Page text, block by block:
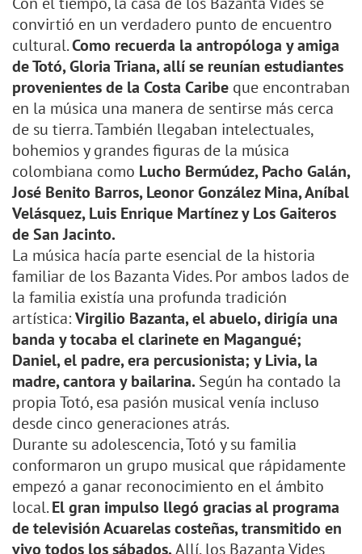
convirtió en un verdadero punto de encuentro
cultural.Como recuerda la antropóloga y amiga
de Totó, Gloria Triana, allí se reunían estudiantes
provenientes de la Costa Caribe que encontraban
en la música una manera de sentirse más cerca
de su tierra. También llegaban intelectuales,
bohemios y grandes figuras de la música
colombiana como Lucho Bermúdez, Pacho Galán,
José Benito Barros, Leonor González Mina, Aníbal
Velásquez, Luis Enrique Martínez y Los Gaiteros
de San Jacinto.
La música hacía parte esencial de la historia
familiar de los Bazanta Vides. Por ambos lados de
la familia existía una profunda tradición
artística:Virgilio Bazanta, el abuelo, dirigía una
banda y tocaba el clarinete en Magangué;
Daniel, el padre, era percusionista; y Livia, la
madre, cantora y bailarina. Según ha contado la
propia Totó, esa pasión musical venía incluso
desde cinco generaciones atrás.
Durante su adolescencia, Totó y su familia
conformaron un grupo musical que rápidamente
empezó a ganar reconocimiento en el ámbito
local.El gran impulso llegó gracias al programa
de televisión Acuarelas costeñas, transmitido en
vivo todos los sábados.Allí, los Bazanta Vides